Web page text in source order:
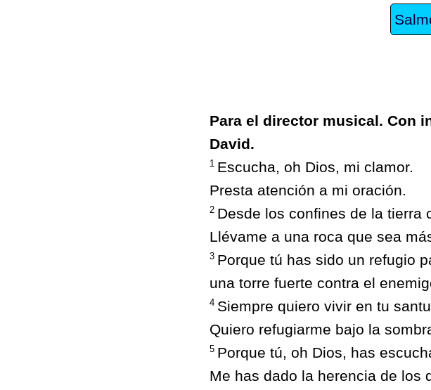
Para el director musical. Con
David.
1 Escucha, oh Dios, mi clamor.
Presta atención a mi oración.
2 Desde los confines de la tierra
Llévame a una roca que sea
3 Porque tú has sido un refugio
una torre fuerte contra el
4 Siempre quiero vivir en tu
Quiero refugiarme bajo la
5 Porque tú, oh Dios, has
Me has dado la herencia de los